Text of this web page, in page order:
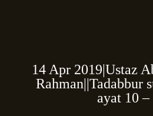
14 Apr 2019|Ustaz
Rahman||Tadabbur
ayat 10 –